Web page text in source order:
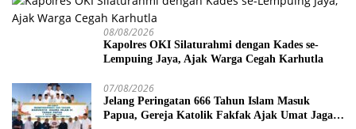
08/08/2026
Kapolres OKI Silaturahmi dengan Kades se-
Lempuing Jaya, Ajak Warga Cegah Karhutla
07/08/2026
Jelang Peringatan 666 Tahun Islam Masuk
Papua, Gereja Katolik Fakfak Ajak Umat Jaga